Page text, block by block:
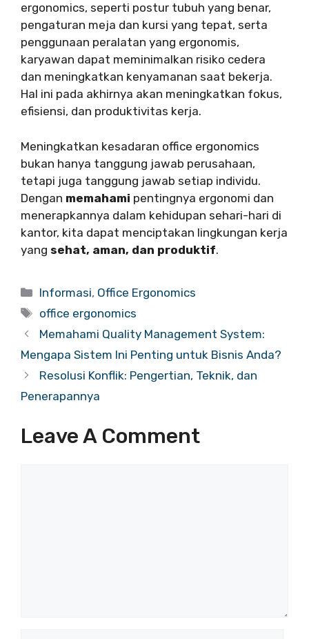
ergonomics, seperti postur tubuh yang benar,
pengaturan meja dan kursi yang tepat, serta
penggunaan peralatan yang ergonomis,
karyawan dapat meminimalkan risiko cedera
dan meningkatkan kenyamanan saat bekerja.
Hal ini pada akhirnya akan meningkatkan fokus,
efisiensi, dan produktivitas kerja.
Meningkatkan kesadaran office ergonomics
bukan hanya tanggung jawab perusahaan,
tetapi juga tanggung jawab setiap individu.
Dengan memahami pentingnya ergonomi dan
menerapkannya dalam kehidupan sehari-hari di
kantor, kita dapat menciptakan lingkungan kerja
yang sehat, aman, dan produktif.
Categories
Informasi, Office Ergonomics
Tags
office ergonomics
Memahami Quality Management System:
Mengapa Sistem Ini Penting untuk Bisnis Anda?
Resolusi Konflik: Pengertian, Teknik, dan
Penerapannya
Leave A Comment